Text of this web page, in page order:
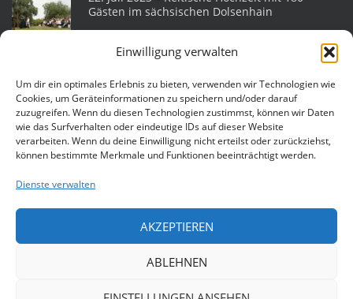
Einwilligung verwalten
Um dir ein optimales Erlebnis zu bieten, verwenden wir Technologien wie
Cookies, um Geräteinformationen zu speichern und/oder darauf
zuzugreifen. Wenn du diesen Technologien zustimmst, können wir Daten
wie das Surfverhalten oder eindeutige IDs auf dieser Website
verarbeiten. Wenn du deine Einwilligung nicht erteilst oder zurückziehst,
können bestimmte Merkmale und Funktionen beeinträchtigt werden.
Dienste verwalten
AKZEPTIEREN
ABLEHNEN
Gästen im sächsischen Dolsenhain
sächsischen Helmsdorf
Eheleite am 25. Juli 2015 auf der Katlenburg
Heidnische Hochzeit am 11. Juli 2015 in